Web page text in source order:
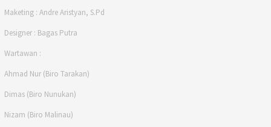
Maketing : Andre Aristyan, S.Pd
Designer : Bagas Putra
Wartawan :
Ahmad Nur (Biro Tarakan)
Dimas (Biro Nunukan)
Nizam (Biro Malinau)